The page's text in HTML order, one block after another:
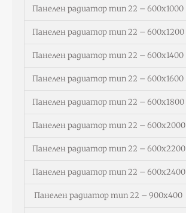
Панелен радиатор тип 22 – 600х1000
Панелен радиатор тип 22 – 600х1200
Панелен радиатор тип 22 – 600х1400
Панелен радиатор тип 22 – 600х1600
Панелен радиатор тип 22 – 600х1800
Панелен радиатор тип 22 – 600х2000
Панелен радиатор тип 22 – 600х2200
Панелен радиатор тип 22 – 600х2400
Панелен радиатор тип 22 – 900х400